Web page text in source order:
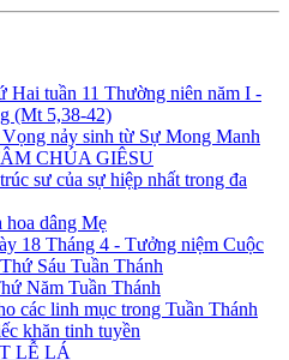
Hai tuần 11 Thường niên năm I -
(Mt 5,38-42)
nảy sinh từ Sự Mong Manh
CHÚA GIÊSU
sư của sự hiệp nhất trong đa
dâng Mẹ
18 Tháng 4 - Tưởng niệm Cuộc
Sáu Tuần Thánh
Năm Tuần Thánh
các linh mục trong Tuần Thánh
khăn tinh tuyền
LỄ LÁ